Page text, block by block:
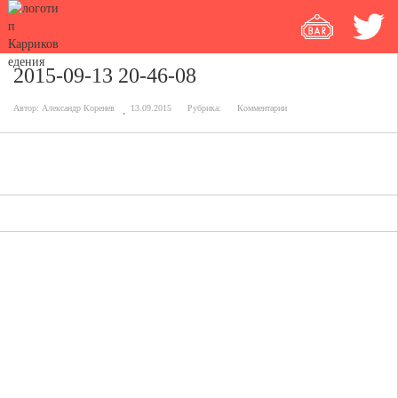
2015-09-13 20-46-08
Автор: Александр Коренев 13.09.2015 Рубрика: Комментарии